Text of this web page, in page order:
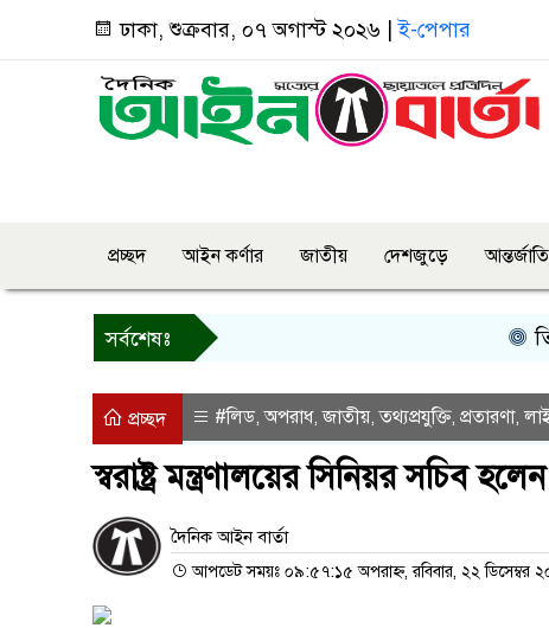
ঢাকা, শুক্রবার, ০৭ অগাস্ট ২০২৬ |ই-পেপার
প্রচ্ছদ আইন কর্ণার জাতীয় দেশজুড়ে
সর্বশেষঃ তিন
প্রচ্ছদ #লিড,অপরাধ,জাতীয়,তথ্যপ্রযুক্তি, প্রতারণা,
স্বরাষ্ট্র মন্ত্রণালয়ের সিনিয়র সচিব
দৈনিক আইন বার্তা
আপডেট সময়ঃ ০৯:৫৭:১৫ অপরাহ্ন, রবিবার, ২২ ডিসেম্বর